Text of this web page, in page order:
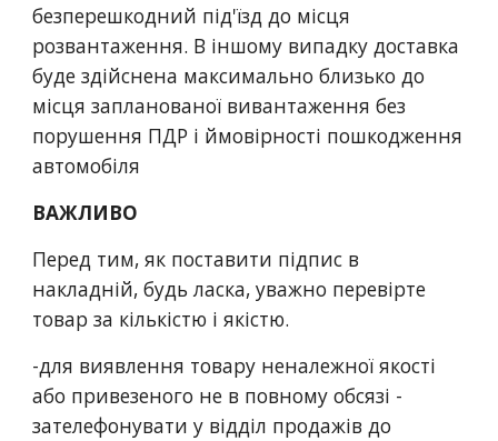
безперешкодний під'їзд до місця
розвантаження. В іншому випадку доставка
буде здійснена максимально близько до
місця запланованої вивантаження без
порушення ПДР і ймовірності пошкодження
автомобіля
ВАЖЛИВО
Перед тим, як поставити підпис в
накладній, будь ласка, уважно перевірте
товар за кількістю і якістю.
-для виявлення товару неналежної якості
або привезеного не в повному обсязі -
зателефонувати у відділ продажів до